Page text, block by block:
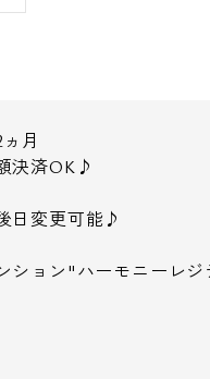
月
決済OK♪
日変更可能♪
ション"ハーモニーレ